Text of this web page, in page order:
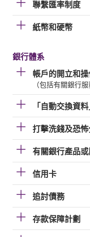
聯繫匯率制度
紙幣和硬幣
銀行體系
帳戶的開立和操
（包括有關銀行
「自動交換資
打擊洗錢及恐
有關銀行產品
信用卡
追討債務
存款保障計劃